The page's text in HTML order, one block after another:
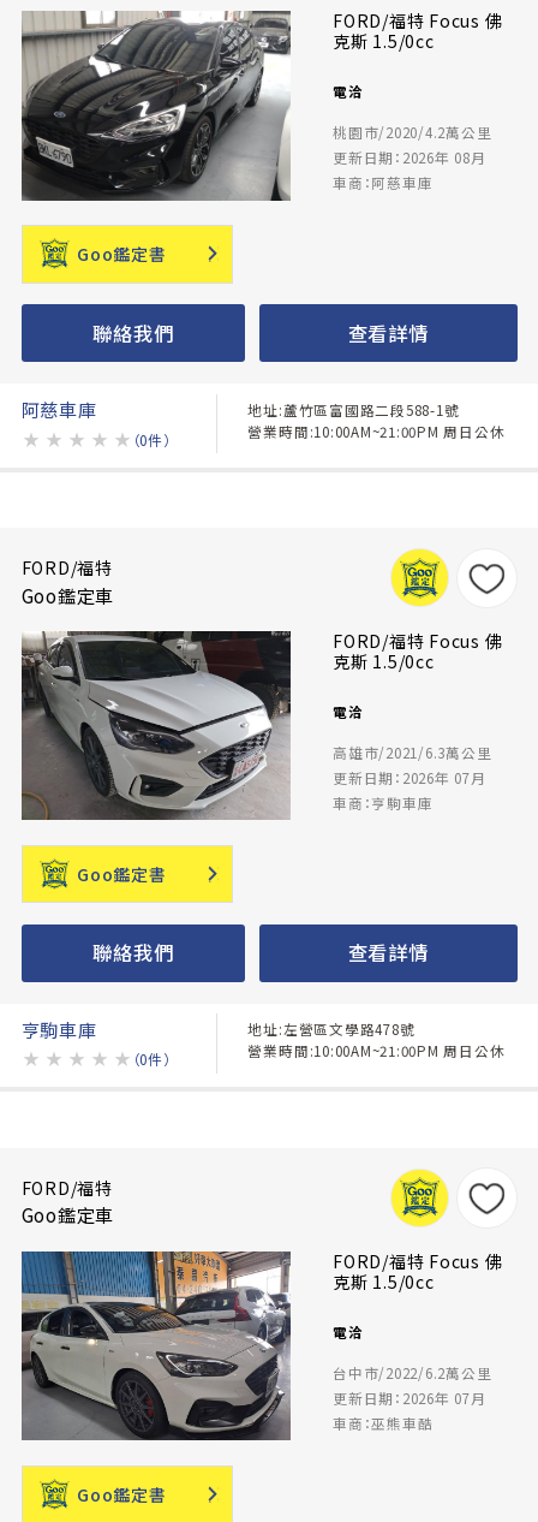
FORD/福特 Focus 佛
克斯 1.5/0cc
電洽
桃園市/2020/4.2萬公里
更新日期：2026年 08月
車商：阿慈車庫
Goo鑑定書
聯絡我們 查看詳情
阿慈車庫
★ ★ ★ ★ ★ （0件）
地址:蘆竹區富國路二段588-1號
營業時間:10:00AM~21:00PM 周日公休
FORD/福特
Goo鑑定車
FORD/福特 Focus 佛
克斯 1.5/0cc
電洽
高雄市/2021/6.3萬公里
更新日期：2026年 07月
車商：亨駒車庫
Goo鑑定書
聯絡我們 查看詳情
亨駒車庫
★ ★ ★ ★ ★ （0件）
地址:左營區文學路478號
營業時間:10:00AM~21:00PM 周日公休
FORD/福特
Goo鑑定車
FORD/福特 Focus 佛
克斯 1.5/0cc
電洽
台中市/2022/6.2萬公里
更新日期：2026年 07月
車商：巫熊車酷
Goo鑑定書